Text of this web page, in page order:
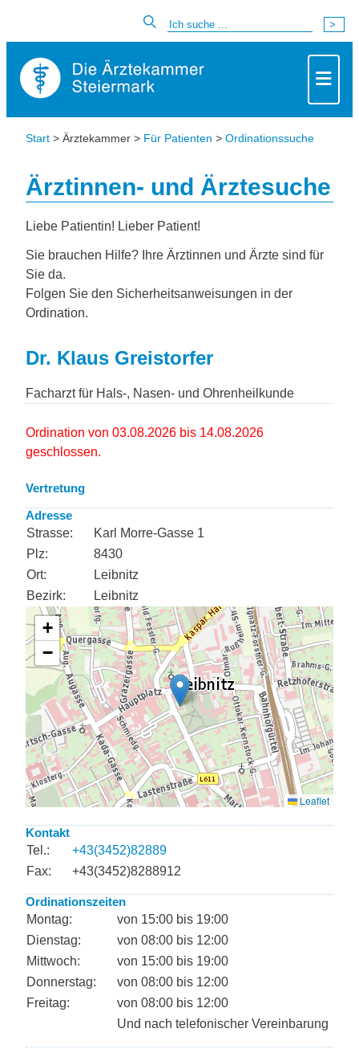
Start > Ärztekammer > Für Patienten > Ordinationssuche
Ärztinnen- und Ärztesuche
Liebe Patientin! Lieber Patient!
Sie brauchen Hilfe? Ihre Ärztinnen und Ärzte sind für
Sie da.
Folgen Sie den Sicherheitsanweisungen in der
Ordination.
Dr. Klaus Greistorfer
Facharzt für Hals-, Nasen- und Ohrenheilkunde
Ordination von 03.08.2026 bis 14.08.2026
geschlossen.
Vertretung
Adresse
Strasse:
Karl Morre-Gasse 1
Plz:
8430
Ort:
Leibnitz
Bezirk:
Leibnitz
Kontakt
Tel.:
+43(3452)82889
Fax:
+43(3452)8288912
Ordinationszeiten
Montag:
von 15:00 bis 19:00
Dienstag:
von 08:00 bis 12:00
Mittwoch:
von 15:00 bis 19:00
Donnerstag:
von 08:00 bis 12:00
Freitag:
von 08:00 bis 12:00
Und nach telefonischer Vereinbarung